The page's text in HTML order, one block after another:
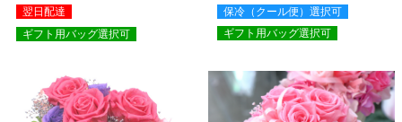
翌日配達
ギフト用バッグ選択可
保冷（クール便）選択可
ギフト用バッグ選択可